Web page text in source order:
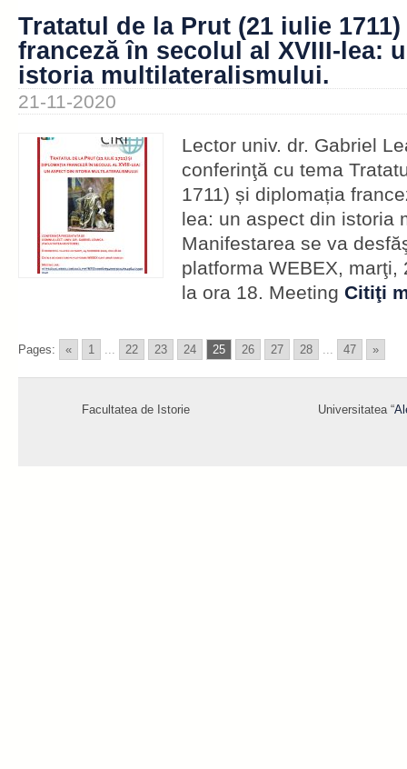
Tratatul de la Prut (21 iulie
franceză în secolul al XVIII-lea:
istoria multilateralismului.
21-11-2020
Lector univ. dr. Gabriel
conferinţă cu tema
1711) și diplomația
lea: un aspect din istoria
Manifestarea se va
platforma WEBEX,
la ora 18. Meeting Citiţi
Pages: « 1 ... 22 23 24 25 26 27 28 ... 47 »
Facultatea de Istorie Universitatea “